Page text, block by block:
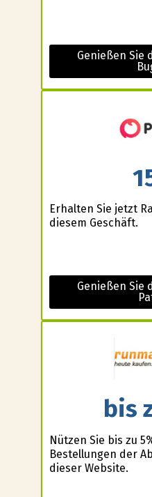
Genießen Sie
Erhalten Sie jetzt
diesem Geschäft.
Genießen Sie
bis
Nützen Sie bis zu
Bestellungen der
dieser Website.